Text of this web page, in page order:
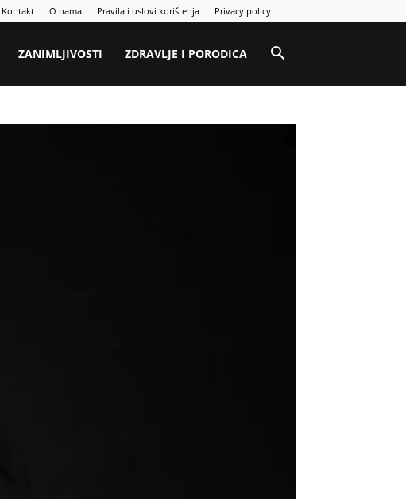
Kontakt O nama Pravila i uslovi korištenja Privacy policy
ZANIMLJIVOSTI ZDRAVLJE I PORODICA